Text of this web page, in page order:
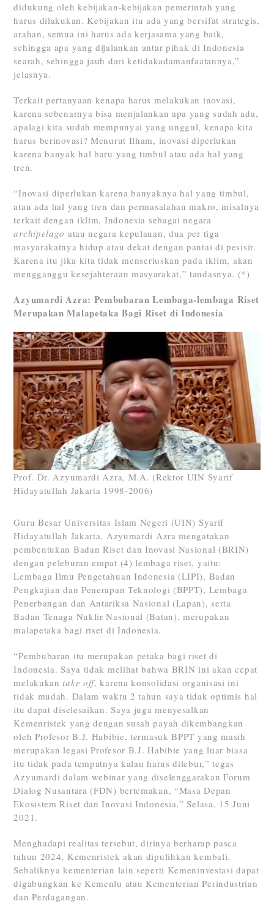
didukung oleh kebijakan-kebijakan pemerintah yang
harus dilakukan. Kebijakan itu ada yang bersifat strategis,
arahan, semua ini harus ada kerjasama yang baik,
sehingga apa yang dijalankan antar pihak di Indonesia
searah, sehingga jauh dari ketidakadamanfaatannya,”
jelasnya.
Terkait pertanyaan kenapa harus melakukan inovasi,
karena sebenarnya bisa menjalankan apa yang sudah ada,
apalagi kita sudah mempunyai yang unggul, kenapa kita
harus berinovasi? Menurut Ilham, inovasi diperlukan
karena banyak hal baru yang timbul atau ada hal yang
tren.
“Inovasi diperlukan karena banyaknya hal yang timbul,
atau ada hal yang tren dan permasalahan makro, misalnya
terkait dengan iklim, Indonesia sebagai negara
archipelago atau negara kepulauan, dua per tiga
masyarakatnya hidup atau dekat dengan pantai di pesisir.
Karena itu jika kita tidak menseriuskan pada iklim, akan
mengganggu kesejahteraan masyarakat,” tandasnya. (*)
Azyumardi Azra: Pembubaran Lembaga-lembaga Riset
Merupakan Malapetaka Bagi Riset di Indonesia
Prof. Dr. Azyumardi Azra, M.A. (Rektor UIN Syarif
Hidayatullah Jakarta 1998-2006)
Guru Besar Universitas Islam Negeri (UIN) Syarif
Hidayatullah Jakarta, Azyumardi Azra mengatakan
pembentukan Badan Riset dan Inovasi Nasional (BRIN)
dengan peleburan empat (4) lembaga riset, yaitu:
Lembaga Ilmu Pengetahuan Indonesia (LIPI), Badan
Pengkajian dan Penerapan Teknologi (BPPT), Lembaga
Penerbangan dan Antariksa Nasional (Lapan), serta
Badan Tenaga Nuklir Nasional (Batan), merupakan
malapetaka bagi riset di Indonesia.
“Pembubaran itu merupakan petaka bagi riset di
Indonesia. Saya tidak melihat bahwa BRIN ini akan cepat
melakukantake off, karena konsolidasi organisasi ini
tidak mudah. Dalam waktu 2 tahun saya tidak optimis hal
itu dapat diselesaikan. Saya juga menyesalkan
Kemenristek yang dengan susah payah dikembangkan
oleh Profesor B.J. Habibie, termasuk BPPT yang masih
merupakan legasi Profesor B.J. Habibie yang luar biasa
itu tidak pada tempatnya kalau harus dilebur,” tegas
Azyumardi dalam webinar yang diselenggarakan Forum
Dialog Nusantara (FDN) bertemakan, “Masa Depan
Ekosistem Riset dan Inovasi Indonesia,” Selasa, 15 Juni
2021.
Menghadapi realitas tersebut, dirinya berharap pasca
tahun 2024, Kemenristek akan dipulihkan kembali.
Sebaliknya kementerian lain seperti Kemeninvestasi dapat
digabungkan ke Kemenlu atau Kementerian Perindustrian
dan Perdagangan.